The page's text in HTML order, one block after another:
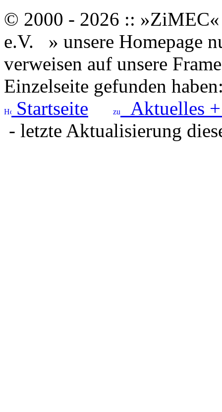
© 2000 - 2026 ::
e.V.
» unsere Homepage
verweisen auf unsere
Einzelseite gefunden
Startseite
Aktuelles
- letzte Aktualisierung